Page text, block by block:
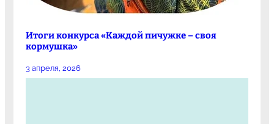
Итоги конкурса «Каждой пичужке – своя
кормушка»
3 апреля, 2026